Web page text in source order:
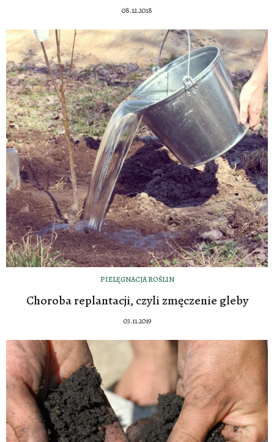
08.12.2018
PIELĘGNACJA ROŚLIN
Choroba replantacji, czyli zmęczenie gleby
03.11.2019